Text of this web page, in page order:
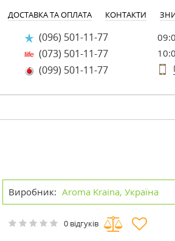
ДОСТАВКА ТА ОПЛАТА КОНТАКТИ
(096) 501-11-77
(073) 501-11-77
(099) 501-11-77
Виробник: Aroma Kraina, Україна
0 відгуків